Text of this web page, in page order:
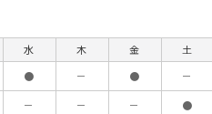
水 木 金 土
● － ● －
－ － － ●